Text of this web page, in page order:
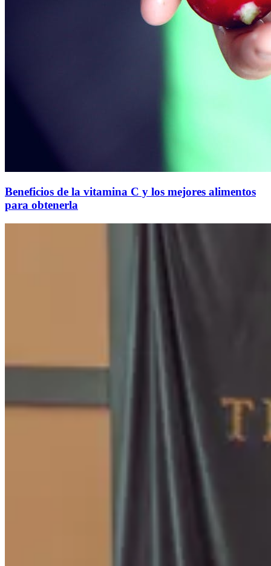
Beneficios de la vitamina C y los mejores alimentos
para obtenerla